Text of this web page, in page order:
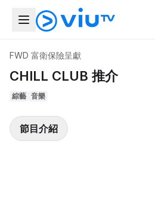
FWD 富衛保險呈獻
CHILL CLUB 推介
綜藝 音樂
節目介紹